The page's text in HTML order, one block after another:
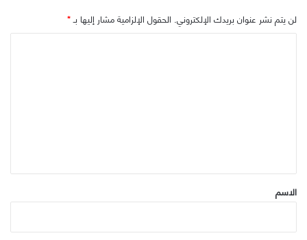
لن يتم نشر عنوان بريدك الإلكتروني. الحقول الإلزامية مشار إليها بـ*
*
الاسم